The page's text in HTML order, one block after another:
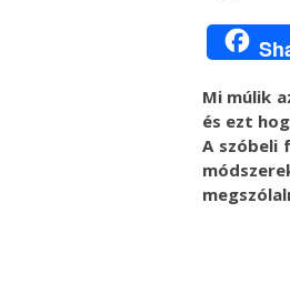
Mi múlik
és ezt
A szóbeli